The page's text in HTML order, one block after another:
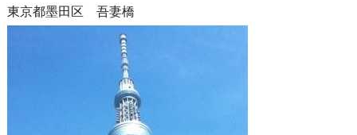
東京都墨田区 吾妻橋